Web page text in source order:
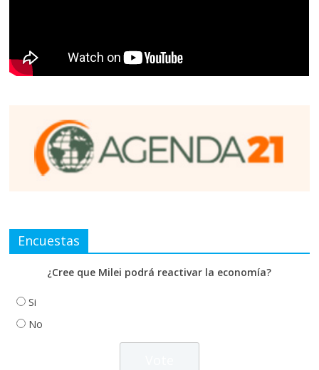
Encuestas
¿Cree que Milei podrá reactivar la economía?
Si
No